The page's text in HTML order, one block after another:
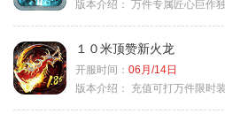
版本介绍： 万件专属匠心巨作独
１０米顶赞新火龙
开服时间： 06月/14日
版本介绍：
充值可打万件限时